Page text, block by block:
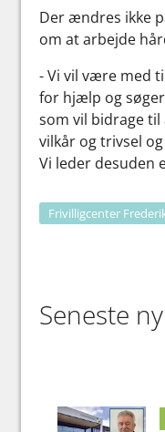
Der ændres ikke
om at arbejde
- Vi vil være med
for hjælp og
som vil bidrage
vilkår og trivsel
Vi leder desuden
Frivilligcenter
Seneste